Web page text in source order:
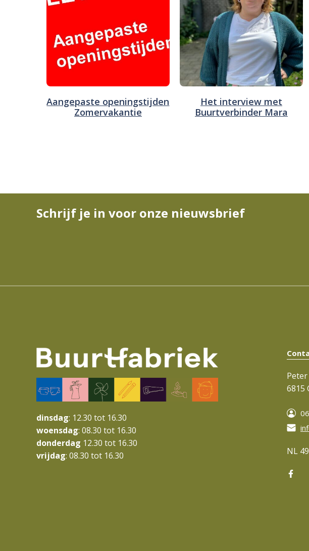
Aangepaste openingstijden
Zomervakantie
Het interview met
Buurtverbinder Mara
Schrijf je in voor onze nieuwsbrief
dinsdag: 12.30 tot 16.30
woensdag: 08.30 tot 16.30
donderdag 12.30 tot 16.30
vrijdag: 08.30 tot 16.30
6815
NL